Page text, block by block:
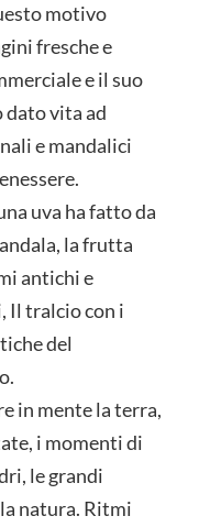
motivo
fresche e
e il suo
dato vita ad
e mandalici
uva ha fatto da
la frutta
antichi e
Il tralcio con i
del
in mente la terra,
i momenti di
le grandi
natura. Ritmi